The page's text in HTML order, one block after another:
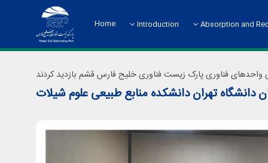
Home Introduction
Chart
Absorption and
واحدهای فناوری پارک زیست فناوری خلیج فارس قشم بازدید کردند
دانشگاه تهران دانشکده منابع طبیعی علوم شیلات